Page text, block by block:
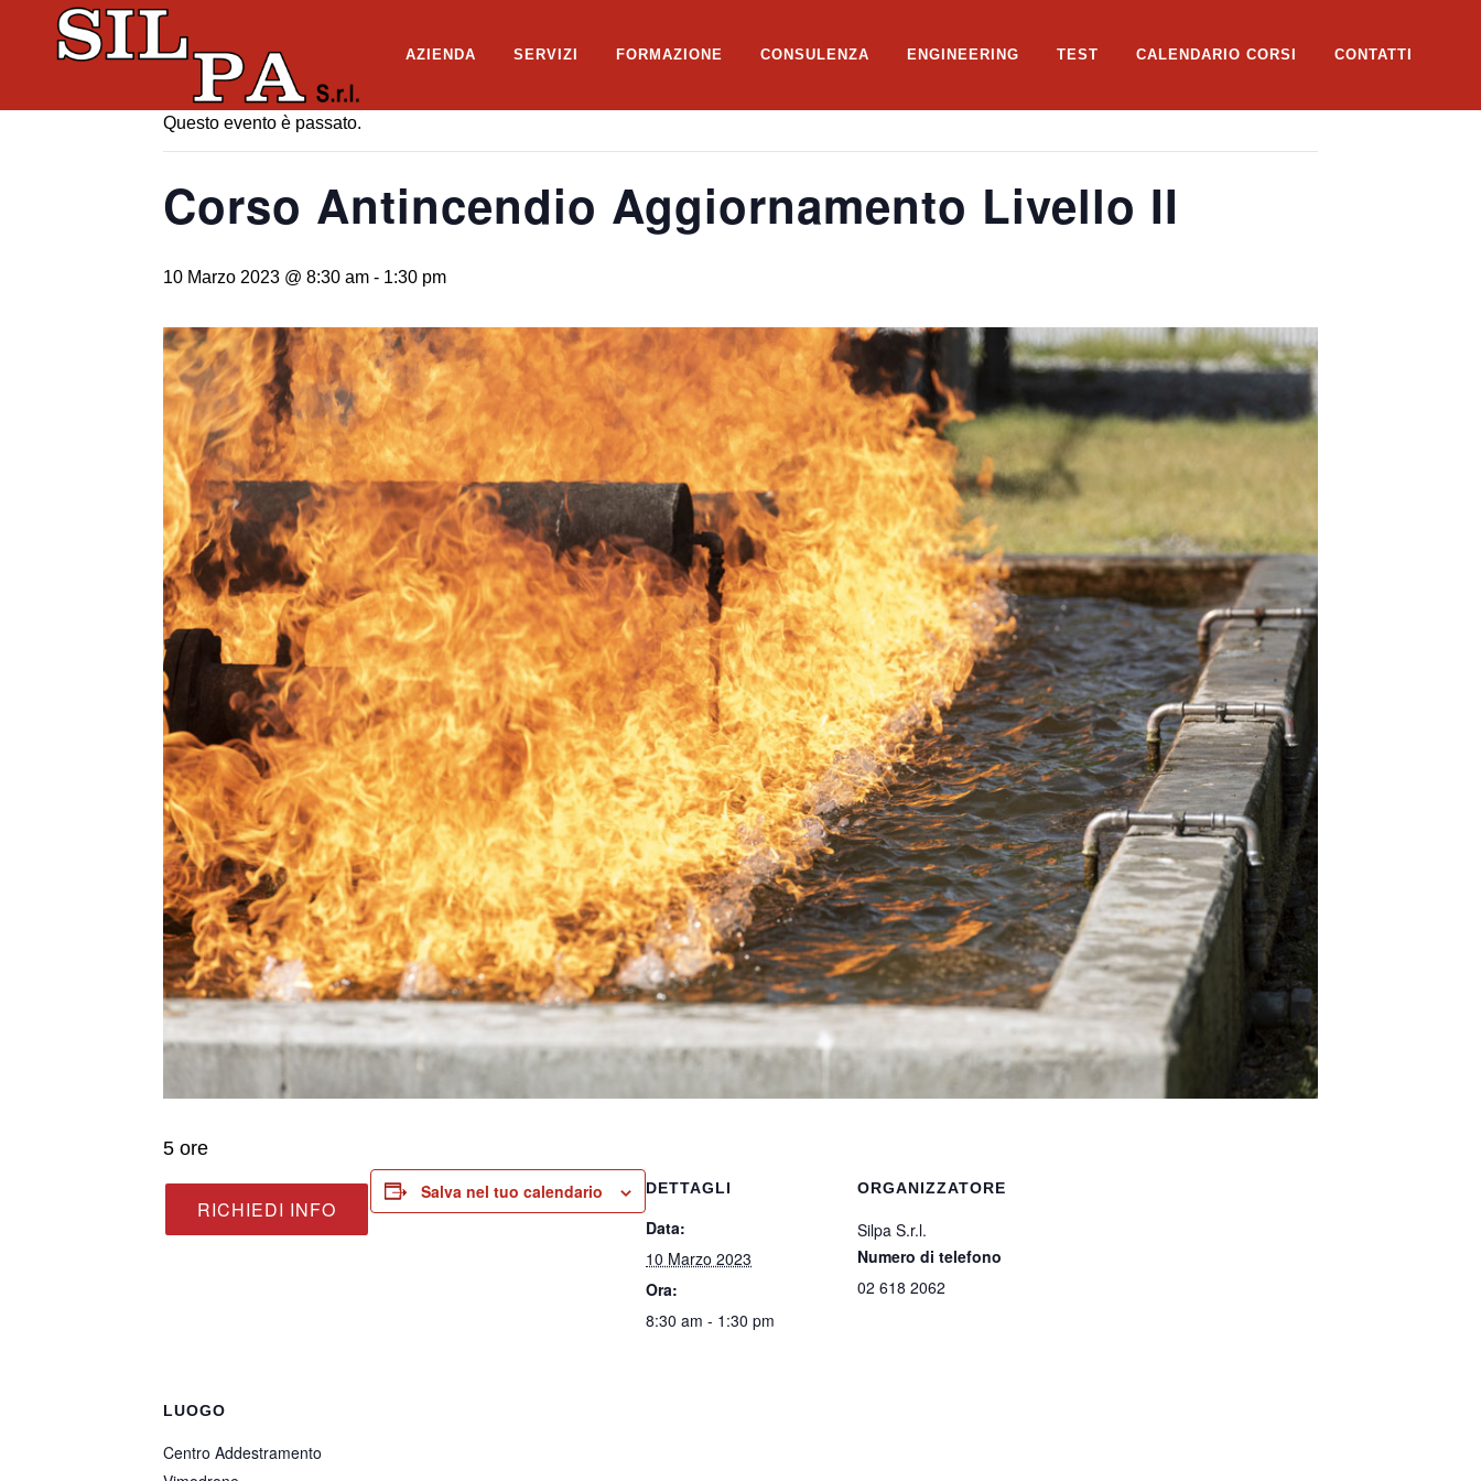
AZIENDA SERVIZI FORMAZIONE CONSULENZA ENGINEERING TEST CALENDARIO CORSI CONTATTI
« Tutti gli Eventi
Questo evento è passato.
Corso Antincendio Aggiornamento Livello II
10 Marzo 2023 @ 8:30 am - 1:30 pm
5 ore
RICHIEDI INFO
Salva nel tuo calendario DETTAGLI
Data:
10 Marzo 2023
Ora:
8:30 am - 1:30 pm
ORGANIZZATORE
Silpa S.r.l.
Numero di telefono
02 618 2062
LUOGO
Centro Addestramento